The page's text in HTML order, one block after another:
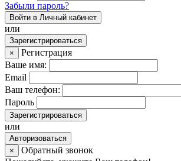
Забыли пароль?
Войти в Личный кабинет
или
Зарегистрироваться
×
Регистрация
Ваше имя:
Email
Ваш телефон:
Пароль
Зарегистрироваться
или
Авторизоваться
×
Обратный звонок